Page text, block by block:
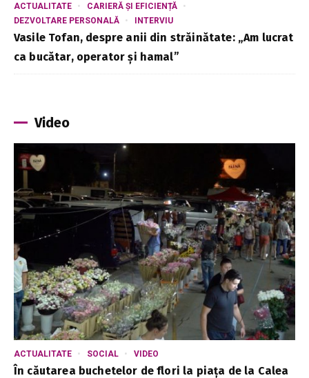
ACTUALITATE
CARIERĂ ȘI EFICIENȚĂ
DEZVOLTARE PERSONALĂ
INTERVIU
Vasile Tofan, despre anii din străinătate: „Am lucrat
ca bucătar, operator și hamal”
Video
ACTUALITATE SOCIAL VIDEO
În căutarea buchetelor de flori la piața de la Calea